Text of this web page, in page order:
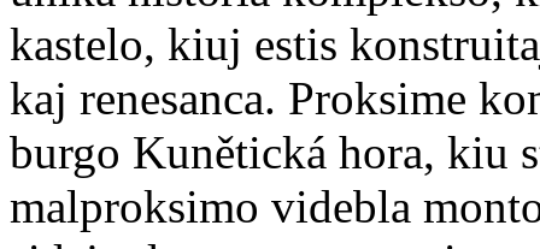
kastelo, kiuj estis
kaj renesanca. Proksime
burgo Kunětická hora, kiu
malproksimo videbla